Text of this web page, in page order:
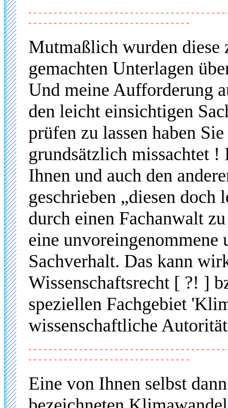
- - - - - - - - - - - - - - - - - - - - - - - - - - - - - - - - - - - - - -
- - - - - - - - - - - - - - - - - - - - - - - - - - - - - - - -
Mutmaßlich wurden diese
gemachten Unterlagen
Und meine Aufforderung
den leicht einsichtigen
prüfen zu lassen haben
grundsätzlich missachtet
Ihnen und auch den
geschrieben „diesen
durch einen Fachanwalt
eine unvoreingenommene
Sachverhalt. Das kann
Wissenschaftsrecht [ ?! ]
speziellen Fachgebiet
wissenschaftliche
- - - - - - - - - - - - - - - - - - - - - - - - - - - - - - - - - - - - - -
- - - - - - - - - - - - - - - - - - - - - - - - - - - - - - - -
Eine von Ihnen selbst